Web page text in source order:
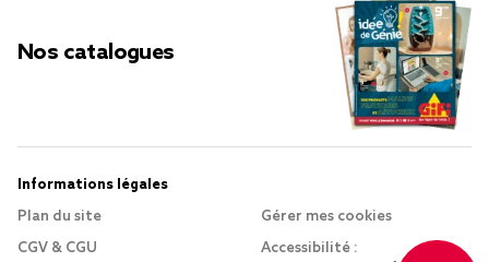
Nos catalogues
Informations légales
Plan du site
CGV & CGU
Gérer mes cookies
Accessibilité :